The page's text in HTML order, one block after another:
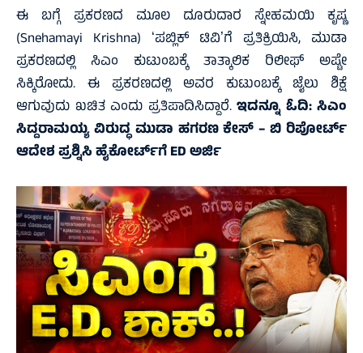
ಈ ಬಗ್ಗೆ ಪ್ರಕರಣದ ಮೂಲ ದೂರುದಾರ ಸ್ನೇಹಮಯಿ ಕೃಷ್ಣ
(Snehamayi Krishna) ʻಪಬ್ಲಿಕ್ ಟಿವಿʼಗೆ ಪ್ರತಿಕ್ರಿಯಿಸಿ, ಮುಡಾ
ಪ್ರಕರಣದಲ್ಲಿ ಸಿಎಂ ಕುಟುಂಬಕ್ಕೆ ತಾತ್ಕಾಲಿಕ ರಿಲೀಫ್ ಅಷ್ಟೇ
ಸಿಕ್ಕಿರೋದು. ಈ ಪ್ರಕರಣದಲ್ಲಿ ಅವರ ಕುಟುಂಬಕ್ಕೆ ಜೈಲು ಶಿಕ್ಷೆ
ಆಗುವುದು ಖಚಿತ ಎಂದು ಪ್ರತಿಪಾದಿಸಿದ್ದಾರೆ. ಇದನ್ನೂ ಓದಿ: ಸಿಎಂ
ಸಿದ್ದರಾಮಯ್ಯ ವಿರುದ್ಧ ಮುಡಾ ಹಗರಣ ಕೇಸ್‌ – ಬಿ ರಿಪೋರ್ಟ್‌
ಆದೇಶ ಪ್ರಶ್ನಿಸಿ ಹೈಕೋರ್ಟ್‌ಗೆ ED ಅರ್ಜಿ